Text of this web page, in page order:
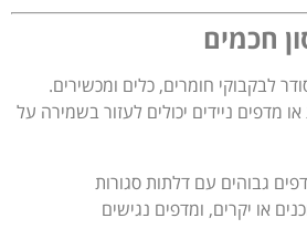
לבקבוקי חומרים, כלים ומכשירים.
מדפים ניידים יכולים לעזור בשמירה על
גבוהים עם דלתות סגורות
או יקרים, ומדפים נגישים